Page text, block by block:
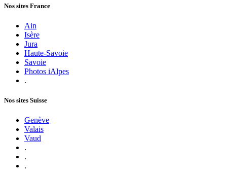
Nos sites France
Ain
Isère
Jura
Haute-Savoie
Savoie
Photos iAlpes
.
Nos sites Suisse
Genève
Valais
Vaud
.
.
.